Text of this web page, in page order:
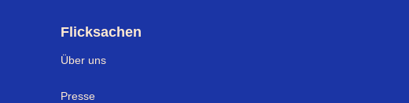
Flicksachen
Über uns
Presse